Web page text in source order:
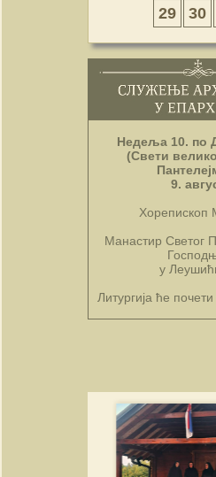
29
30
Недеља 10. по
(Свети
9.
Хорепископ
Манастир Светог
у
Литургија ће